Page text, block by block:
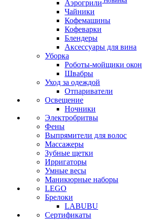
Аэрогрили
Чайники
Кофемашины
Кофеварки
Блендеры
Аксессуары для вина
Уборка
Роботы-мойщики окон
Швабры
Уход за одеждой
Отпариватели
Освещение
Ночники
Электробритвы
Фены
Выпрямители для волос
Массажеры
Зубные щетки
Ирригаторы
Умные весы
Маникюрные наборы
LEGO
Брелоки
LABUBU
Сертификаты